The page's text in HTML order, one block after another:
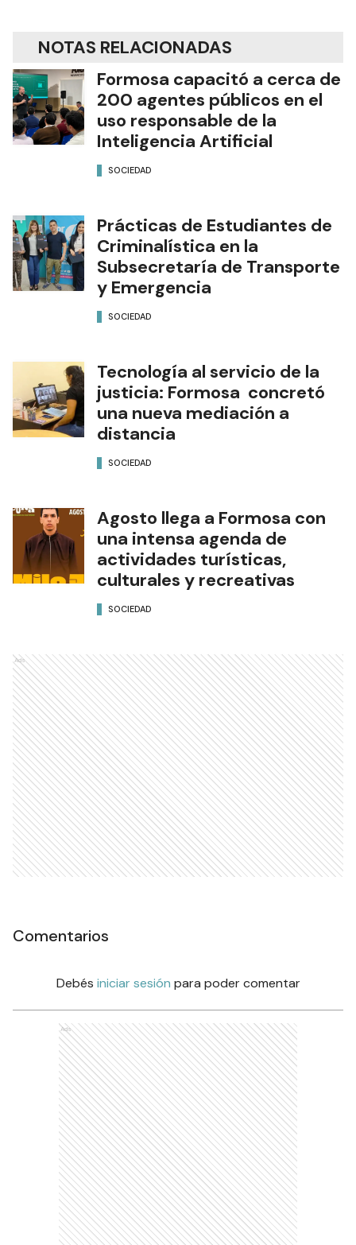
NOTAS RELACIONADAS
Formosa capacitó a cerca de
200 agentes públicos en el
uso responsable de la
Inteligencia Artificial
SOCIEDAD
Prácticas de Estudiantes de
Criminalística en la
Subsecretaría de Transporte
y Emergencia
SOCIEDAD
Tecnología al servicio de la
justicia: Formosa concretó
una nueva mediación a
distancia
SOCIEDAD
Agosto llega a Formosa con
una intensa agenda de
actividades turísticas,
culturales y recreativas
SOCIEDAD
Ads
Comentarios
Debés iniciar sesión para poder comentar
Ads